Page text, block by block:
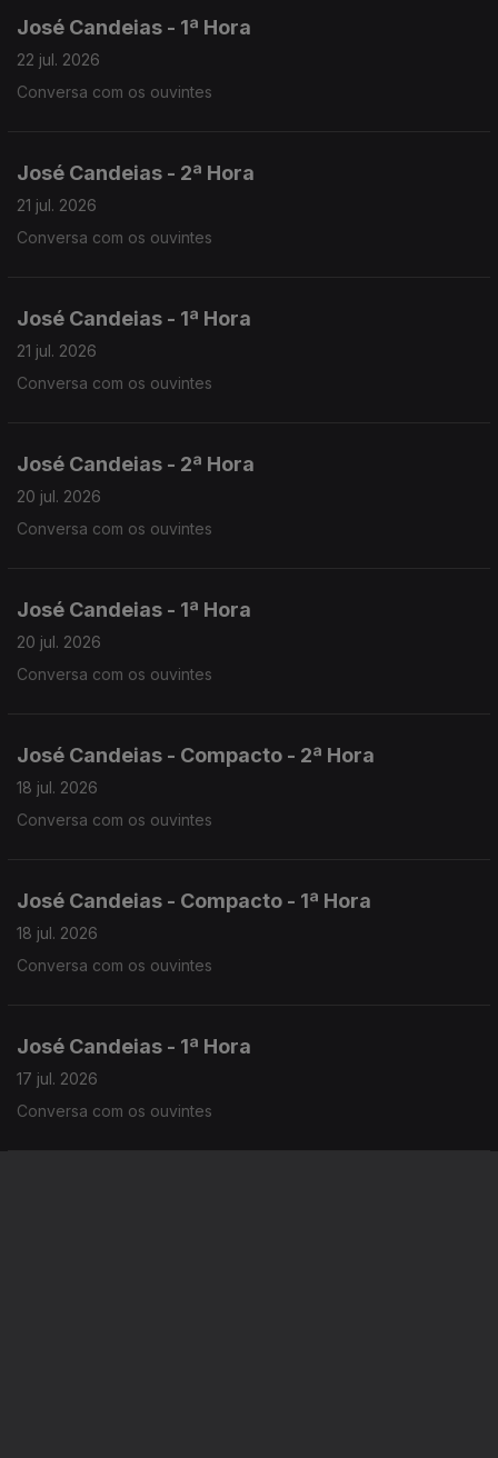
José Candeias - 1ª Hora
22 jul. 2026
Conversa com os ouvintes
José Candeias - 2ª Hora
21 jul. 2026
Conversa com os ouvintes
José Candeias - 1ª Hora
21 jul. 2026
Conversa com os ouvintes
José Candeias - 2ª Hora
20 jul. 2026
Conversa com os ouvintes
José Candeias - 1ª Hora
20 jul. 2026
Conversa com os ouvintes
José Candeias - Compacto - 2ª Hora
18 jul. 2026
Conversa com os ouvintes
José Candeias - Compacto - 1ª Hora
18 jul. 2026
Conversa com os ouvintes
José Candeias - 1ª Hora
17 jul. 2026
Conversa com os ouvintes